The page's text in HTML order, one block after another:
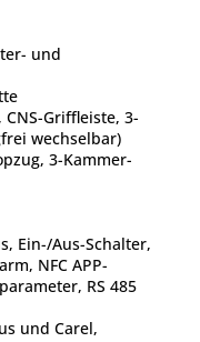
und
Griffleiste, 3-
wechselbar)
3-Kammer-
Ein-/Aus-Schalter,
NFC APP-
RS 485
und Carel,